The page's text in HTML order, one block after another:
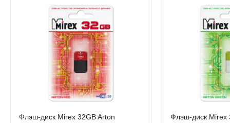
Флэш-диск Mirex 32GB Arton
Флэш-диск Mirex